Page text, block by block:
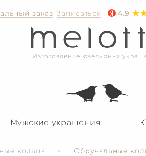
заказ Записаться 4.9
Изготовление ювелирных
Мужские украшения
кольца Обручальные